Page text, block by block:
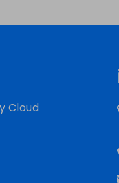
Cloud